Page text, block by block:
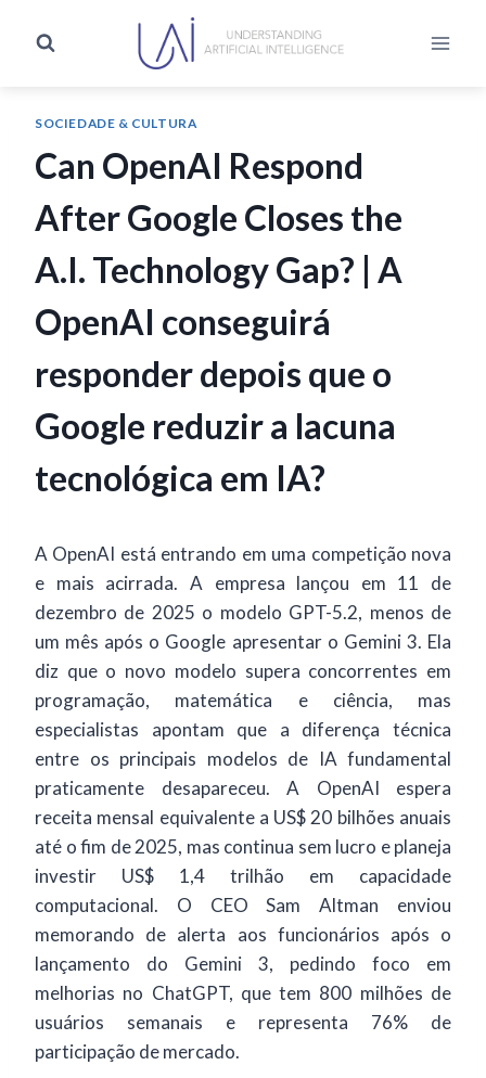
SOCIEDADE & CULTURA
Can OpenAI Respond
After Google Closes the
A.I. Technology Gap? | A
OpenAI conseguirá
responder depois que o
Google reduzir a lacuna
tecnológica em IA?
A OpenAI está entrando em uma competição nova
e mais acirrada. A empresa lançou em 11 de
dezembro de 2025 o modelo GPT-5.2, menos de
um mês após o Google apresentar o Gemini 3. Ela
diz que o novo modelo supera concorrentes em
programação, matemática e ciência, mas
especialistas apontam que a diferença técnica
entre os principais modelos de IA fundamental
praticamente desapareceu. A OpenAI espera
receita mensal equivalente a US$ 20 bilhões anuais
até o fim de 2025, mas continua sem lucro e planeja
investir US$ 1,4 trilhão em capacidade
computacional. O CEO Sam Altman enviou
memorando de alerta aos funcionários após o
lançamento do Gemini 3, pedindo foco em
melhorias no ChatGPT, que tem 800 milhões de
usuários semanais e representa 76% de
participação de mercado.